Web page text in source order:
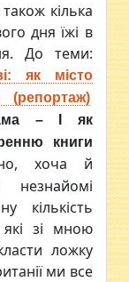
кілька
дня їжі в
До теми:
як місто
(репортаж)
– І як
книги
хоча й
незнайомі
кількість
зі мною
ложку
ми все